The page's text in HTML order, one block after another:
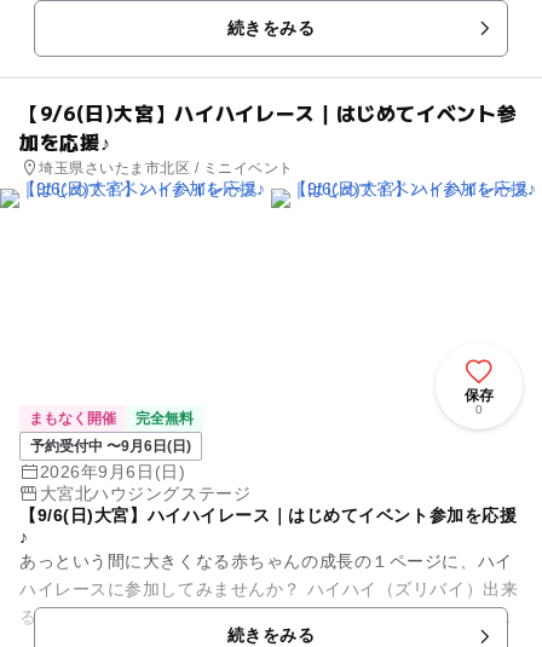
続きをみる
【9/6(日)大宮】ハイハイレース｜はじめてイベント参
加を応援♪
埼玉県さいたま市北区 / ミニイベント
保存
0
まもなく開催
完全無料
予約受付中 〜9月6日(日)
2026年9月6日(日)
大宮北ハウジングステージ
【9/6(日)大宮】ハイハイレース｜はじめてイベント参加を応援
♪
あっという間に大きくなる赤ちゃんの成⾧の１ページに、ハイ
ハイレースに参加してみませんか？ ハイハイ（ズリバイ）出来
る赤ちゃんならどなたでもご参加いただけます。カワイイその
続きをみる